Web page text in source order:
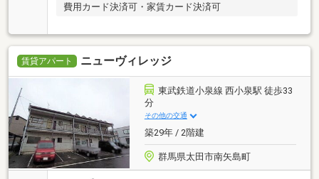
費用カード決済可・家賃カード決済可
賃貸アパート ニューヴィレッジ
東武鉄道小泉線 西小泉駅 徒歩33
分
その他の交通
築29年 / 2階建
群馬県太田市南矢島町